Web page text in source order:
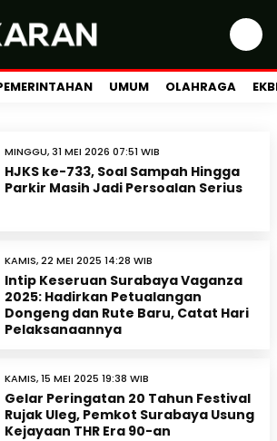
UMUM OLAHRAGA
MINGGU, 31 MEI 2026 07:51 WIB
HJKS ke-733, Soal Sampah Hingga
Parkir Masih Jadi Persoalan Serius
KAMIS, 22 MEI 2025 14:28 WIB
Intip Keseruan Surabaya Vaganza
2025: Hadirkan Petualangan
Dongeng dan Rute Baru, Catat Hari
Pelaksanaannya
KAMIS, 15 MEI 2025 19:38 WIB
Gelar Peringatan 20 Tahun Festival
Rujak Uleg, Pemkot Surabaya Usung
Kejayaan THR Era 90-an